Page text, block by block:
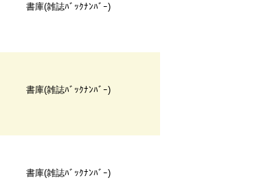
書庫(雑誌ﾊﾞｯｸﾅﾝﾊﾞｰ)
書庫(雑誌ﾊﾞｯｸﾅﾝﾊﾞｰ)
書庫(雑誌ﾊﾞｯｸﾅﾝﾊﾞｰ)